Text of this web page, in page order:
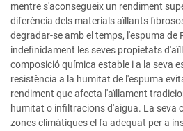
mentre s'aconsegueix un rendiment
diferència dels materials aïllants
degradar-se amb el temps, l'espuma de
indefinidament les seves propietats
composició química estable i a la seva
resistència a la humitat de l'espuma
rendiment que afecta l'aïllament
humitat o infiltracions d'aigua. La seva
zones climàtiques el fa adequat per a